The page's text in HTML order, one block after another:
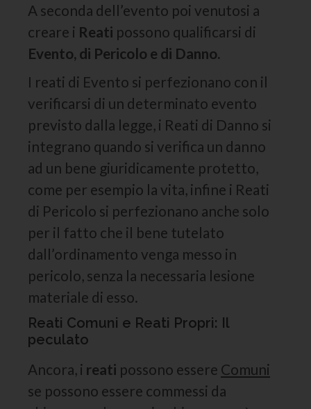
A seconda dell’evento poi venutosi a
creare i Reati possono qualificarsi di
Evento, di Pericolo e di Danno.
I reati di Evento si perfezionano con il
verificarsi di un determinato evento
previsto dalla legge, i Reati di Danno si
integrano quando si verifica un danno
ad un bene giuridicamente protetto,
come per esempio la vita, infine i Reati
di Pericolo si perfezionano anche solo
per il fatto che il bene tutelato
dall’ordinamento venga messo in
pericolo, senza la necessaria lesione
materiale di esso.
Reati Comuni e Reati Propri: Il
peculato
Ancora, i reati possono essere Comuni
se possono essere commessi da